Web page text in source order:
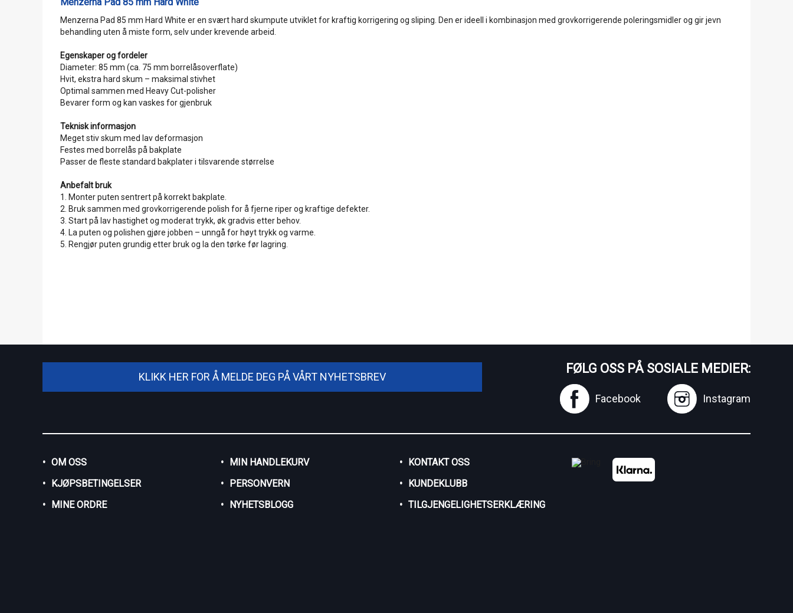
Menzerna Pad 85 mm Hard White er en svært hard skumpute utviklet for kraftig korrigering og sliping. Den er ideell i kombinasjon med grovkorrigerende poleringsmidler og gir jevn
behandling uten å miste form, selv under krevende arbeid.
Egenskaper og fordeler
Diameter: 85 mm (ca. 75 mm borrelåsoverflate)
Hvit, ekstra hard skum – maksimal stivhet
Optimal sammen med Heavy Cut-polisher
Bevarer form og kan vaskes for gjenbruk
Teknisk informasjon
Meget stiv skum med lav deformasjon
Festes med borrelås på bakplate
Passer de fleste standard bakplater i tilsvarende størrelse
Anbefalt bruk
1. Monter puten sentrert på korrekt bakplate.
2. Bruk sammen med grovkorrigerende polish for å fjerne riper og kraftige defekter.
3. Start på lav hastighet og moderat trykk, øk gradvis etter behov.
4. La puten og polishen gjøre jobben – unngå for høyt trykk og varme.
5. Rengjør puten grundig etter bruk og la den tørke før lagring.
KLIKK HER FOR Å MELDE DEG PÅ VÅRT NYHETSBREV
FØLG OSS PÅ SOSIALE MEDIER:
Facebook Instagram
OM OSS
KJØPSBETINGELSER
MINE ORDRE
MIN HANDLEKURV
PERSONVERN
NYHETSBLOGG
KONTAKT OSS
KUNDEKLUBB
TILGJENGELIGHETSERKLÆRING